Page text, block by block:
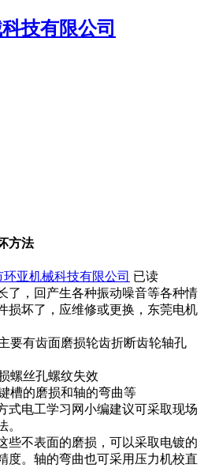
方法
环亚机械科技有限公司 已读
了，回产生各种振动噪音等各种情
损坏了，应维修或更换，东莞电机
有齿面磨损轮齿折断齿轮轴孔
丝孔螺纹失效
的磨损和轴的弯曲等
电工学习网小编建议可采取现场
。
不表面的磨损，可以采取电镀的
度。轴的弯曲也可采用压力机校直